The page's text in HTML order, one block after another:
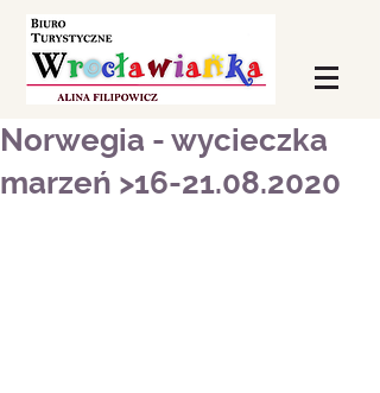
Norwegia - wycieczka
marzeń >16-21.08.2020